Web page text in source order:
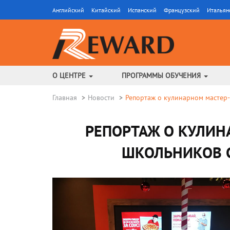
Английский Китайский Испанский Французский
О ЦЕНТРЕ ПРОГРАММЫ ОБУЧЕНИЯ
Главная Новости Репортаж о кулинарном
РЕПОРТАЖ О
ШКОЛЬНИКОВ